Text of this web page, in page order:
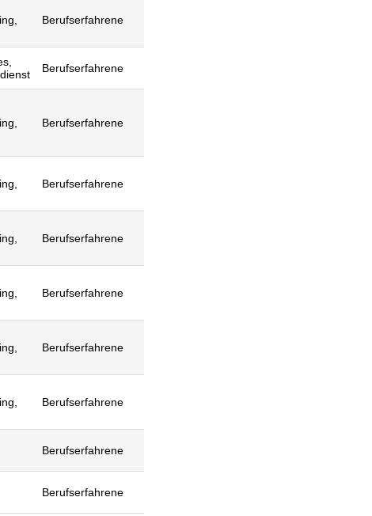
Berufserfahrene
Berufserfahrene
Berufserfahrene
Berufserfahrene
Berufserfahrene
Berufserfahrene
Berufserfahrene
Berufserfahrene
Berufserfahrene
Berufserfahrene